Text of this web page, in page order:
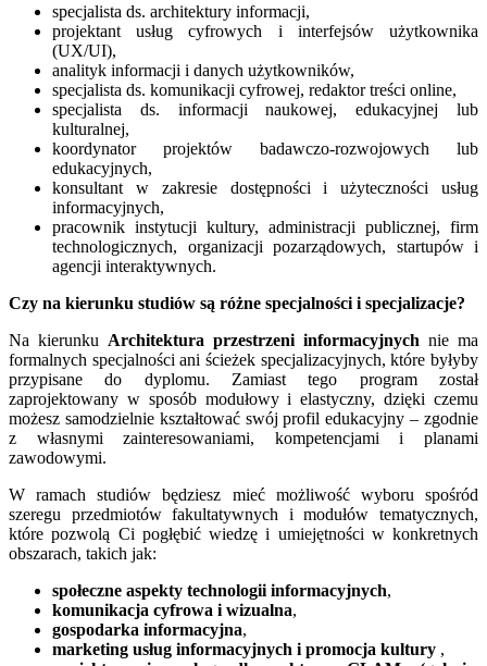
specjalista ds. architektury informacji,
projektant usług cyfrowych i interfejsów użytkownika
(UX/UI),
analityk informacji i danych użytkowników,
specjalista ds. komunikacji cyfrowej, redaktor treści online,
specjalista ds. informacji naukowej, edukacyjnej lub
kulturalnej,
koordynator projektów badawczo-rozwojowych lub
edukacyjnych,
konsultant w zakresie dostępności i użyteczności usług
informacyjnych,
pracownik instytucji kultury, administracji publicznej, firm
technologicznych, organizacji pozarządowych, startupów i
agencji interaktywnych.
Czy na kierunku studiów są różne specjalności i specjalizacje?
Na kierunku Architektura przestrzeni informacyjnych nie ma
formalnych specjalności ani ścieżek specjalizacyjnych, które byłyby
przypisane do dyplomu. Zamiast tego program został
zaprojektowany w sposób modułowy i elastyczny, dzięki czemu
możesz samodzielnie kształtować swój profil edukacyjny – zgodnie
z własnymi zainteresowaniami, kompetencjami i planami
zawodowymi.
W ramach studiów będziesz mieć możliwość wyboru spośród
szeregu przedmiotów fakultatywnych i modułów tematycznych,
które pozwolą Ci pogłębić wiedzę i umiejętności w konkretnych
obszarach, takich jak:
społeczne aspekty technologii informacyjnych,
komunikacja cyfrowa i wizualna,
gospodarka informacyjna,
marketing usług informacyjnych i promocja kultury ,